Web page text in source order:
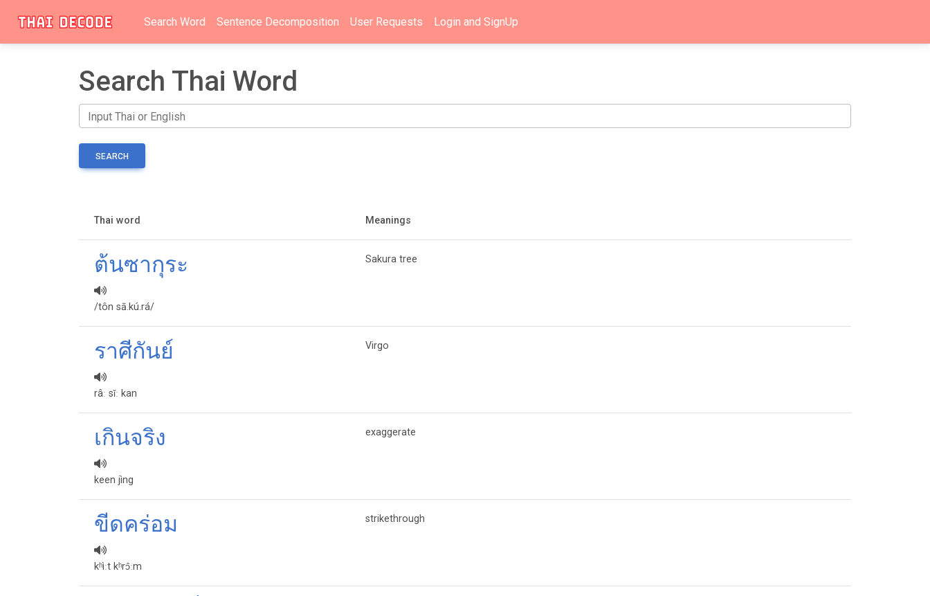
Search Word Sentence Decomposition User Requests Login and SignUp
Search Thai Word
SEARCH
Thai word Meanings
ต้นซากุระ
/tôn sā.kú.rá/
Sakura tree
ราศีกันย์
râː sǐː kan
Virgo
เกินจริง
keen jìng
exaggerate
ขีดคร่อม
kʰìːt kʰrɔ̂ːm
strikethrough